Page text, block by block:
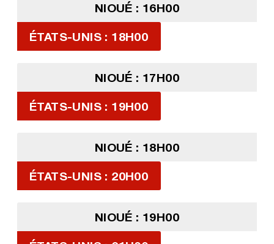
NIOUÉ : 16H00
ÉTATS-UNIS : 18H00
NIOUÉ : 17H00
ÉTATS-UNIS : 19H00
NIOUÉ : 18H00
ÉTATS-UNIS : 20H00
NIOUÉ : 19H00